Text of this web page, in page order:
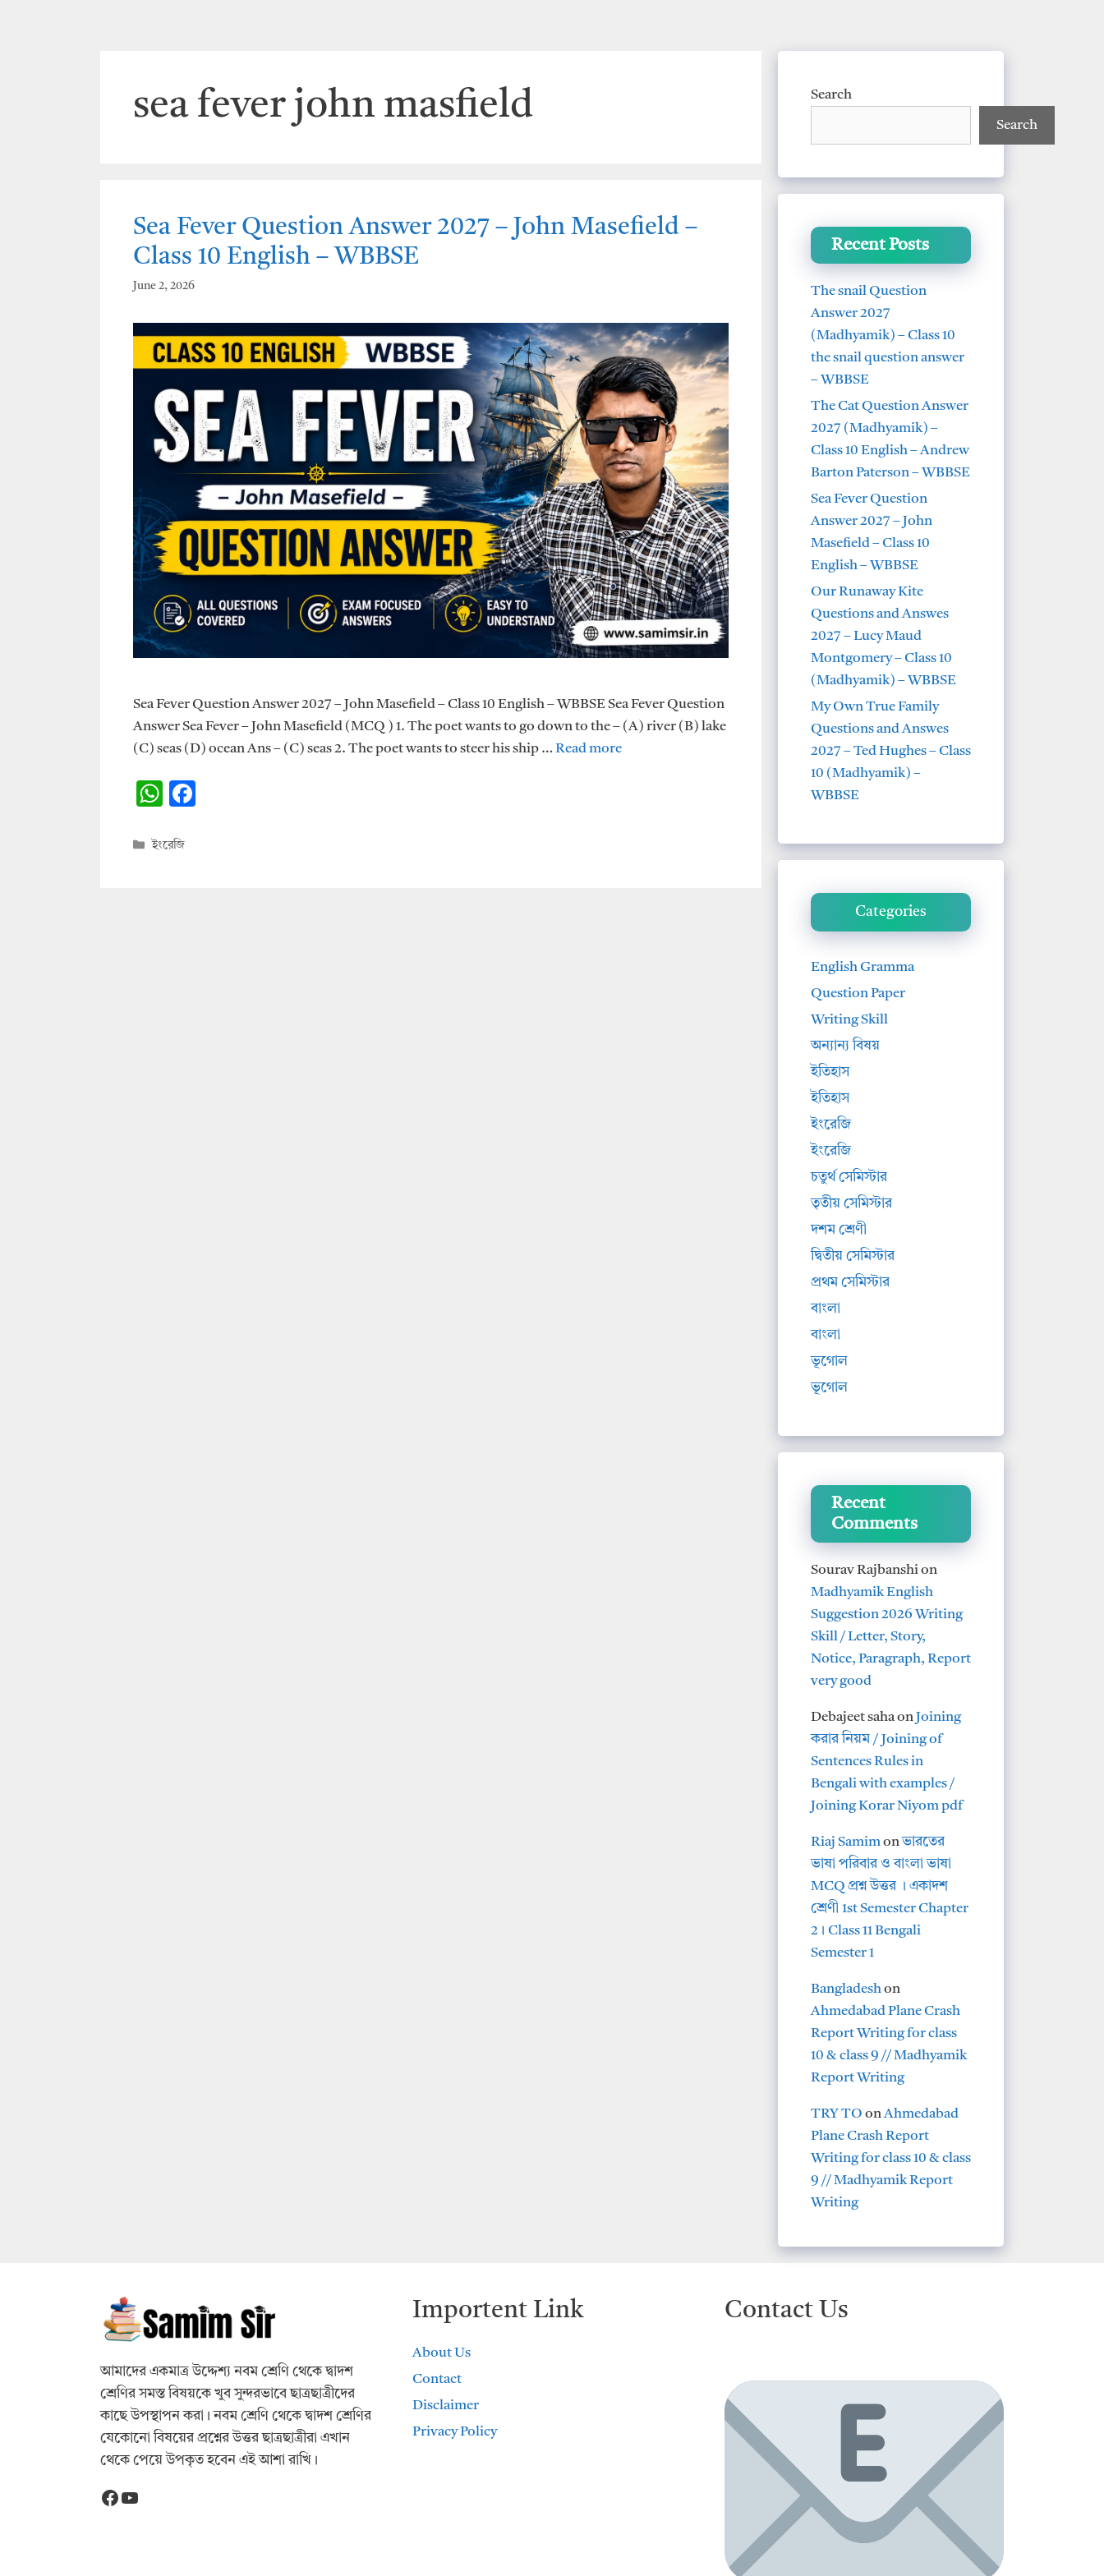
sea fever john masfield
Sea Fever Question Answer 2027 – John Masefield –
Class 10 English – WBBSE
June 2, 2026
Sea Fever Question Answer 2027 – John Masefield – Class 10 English – WBBSE Sea Fever Question
Answer Sea Fever – John Masefield (MCQ ) 1. The poet wants to go down to the – (A) river (B) lake
(C) seas (D) ocean Ans – (C) seas 2. The poet wants to steer his ship … Read more
W
at
Categories
ইংরেজি
Search
Search
Recent Posts
The snail Question
Answer 2027
(Madhyamik) – Class 10
the snail question answer
– WBBSE
The Cat Question Answer
2027 (Madhyamik) –
Class 10 English – Andrew
Barton Paterson – WBBSE
Sea Fever Question
Answer 2027 – John
Masefield – Class 10
English – WBBSE
Our Runaway Kite
Questions and Answes
2027 – Lucy Maud
Montgomery – Class 10
(Madhyamik) – WBBSE
My Own True Family
Questions and Answes
2027 – Ted Hughes – Class
10 (Madhyamik) –
WBBSE
Categories
English Gramma
Question Paper
Writing Skill
অন্যান্য বিষয়
ইতিহাস
ইতিহাস
ইংরেজি
ইংরেজি
চতুর্থ সেমিস্টার
তৃতীয় সেমিস্টার
দশম শ্রেণী
দ্বিতীয় সেমিস্টার
প্রথম সেমিস্টার
বাংলা
বাংলা
ভূগোল
ভূগোল
Recent
Comments
Sourav Rajbanshion
Madhyamik English
Suggestion 2026 Writing
Skill / Letter, Story,
Notice, Paragraph, Report
very good
Debajeet sahaonJoining
করার নিয়ম / Joining of
Sentences Rules in
Bengali with examples /
Joining Korar Niyom pdf
Riaj Samimonভারতের
ভাষা পরিবার ও বাংলা ভাষা
MCQ প্রশ্ন উত্তর । একাদশ
শ্রেণী 1st Semester Chapter
2। Class 11 Bengali
Semester 1
Bangladeshon
Ahmedabad Plane Crash
Report Writing for class
10 & class 9 // Madhyamik
Report Writing
TRY TO onAhmedabad
Plane Crash Report
Writing for class 10 & class
9 // Madhyamik Report
Writing
আমাদের একমাত্র উদ্দেশ্য নবম শ্রেণি থেকে দ্বাদশ
শ্রেণির সমস্ত বিষয়কে খুব সুন্দরভাবে ছাত্রছাত্রীদের
কাছে উপস্থাপন করা। নবম শ্রেণি থেকে দ্বাদশ শ্রেণির
যেকোনো বিষয়ের প্রশ্নের উত্তর ছাত্রছাত্রীরা এখান
থেকে পেয়ে উপকৃত হবেন এই আশা রাখি।
Facebook
YouTube
Importent Link
About Us
Contact
Disclaimer
Privacy Policy
Contact Us